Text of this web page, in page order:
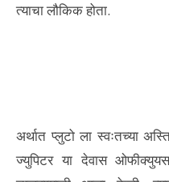
त्याचा लौकिक होता.
अर्थात प्लुटो ला स्वःतच्या
ज्युपिटर या देवास ओफीक्युयस